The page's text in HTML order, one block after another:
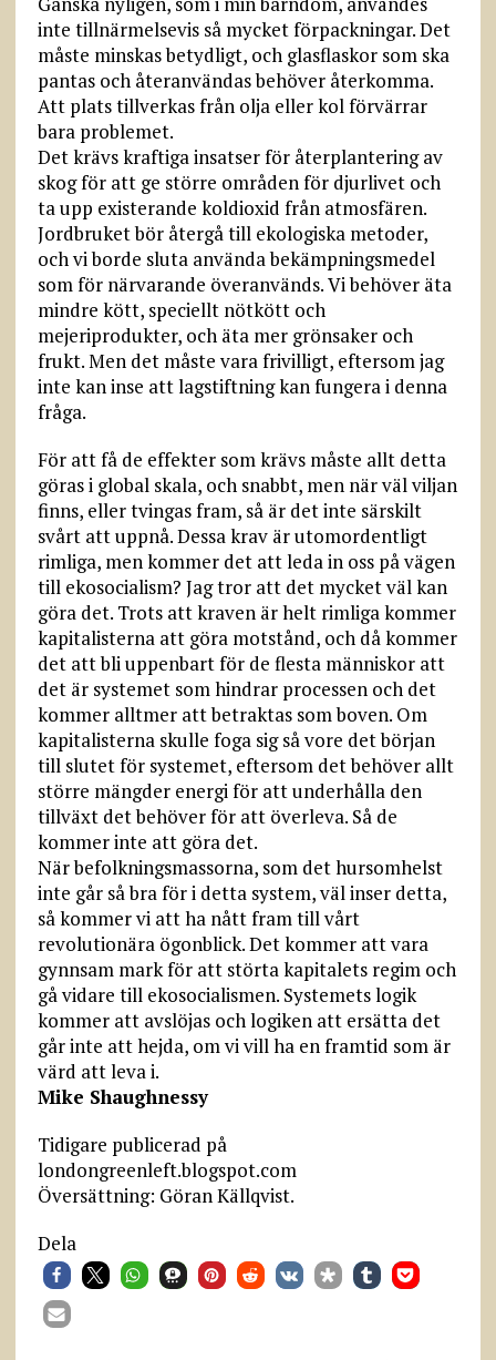
inte tillnärmelsevis så mycket förpackningar. Det
måste minskas betydligt, och glasflaskor som ska
pantas och återanvändas behöver återkomma.
Att plats tillverkas från olja eller kol förvärrar
bara problemet.
Det krävs kraftiga insatser för återplantering av
skog för att ge större områden för djurlivet och
ta upp existerande koldioxid från atmosfären.
Jordbruket bör återgå till ekologiska metoder,
och vi borde sluta använda bekämpningsmedel
som för närvarande överanvänds. Vi behöver äta
mindre kött, speciellt nötkött och
mejeriprodukter, och äta mer grönsaker och
frukt. Men det måste vara frivilligt, eftersom jag
inte kan inse att lagstiftning kan fungera i denna
fråga.
För att få de effekter som krävs måste allt detta
göras i global skala, och snabbt, men när väl viljan
finns, eller tvingas fram, så är det inte särskilt
svårt att uppnå. Dessa krav är utomordentligt
rimliga, men kommer det att leda in oss på vägen
till ekosocialism? Jag tror att det mycket väl kan
göra det. Trots att kraven är helt rimliga kommer
kapitalisterna att göra motstånd, och då kommer
det att bli uppenbart för de flesta människor att
det är systemet som hindrar processen och det
kommer alltmer att betraktas som boven. Om
kapitalisterna skulle foga sig så vore det början
till slutet för systemet, eftersom det behöver allt
större mängder energi för att underhålla den
tillväxt det behöver för att överleva. Så de
kommer inte att göra det.
När befolkningsmassorna, som det hursomhelst
inte går så bra för i detta system, väl inser detta,
så kommer vi att ha nått fram till vårt
revolutionära ögonblick. Det kommer att vara
gynnsam mark för att störta kapitalets regim och
gå vidare till ekosocialismen. Systemets logik
kommer att avslöjas och logiken att ersätta det
går inte att hejda, om vi vill ha en framtid som är
värd att leva i.
Mike Shaughnessy
Tidigare publicerad på
londongreenleft.blogspot.com
Översättning: Göran Källqvist.
Dela